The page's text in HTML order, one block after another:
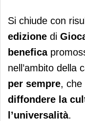
sospeso”
giocattoli
Si chiude con
edizione di
benefica
nell’ambito della
per sempre, che
diffondere la
l’universalità.